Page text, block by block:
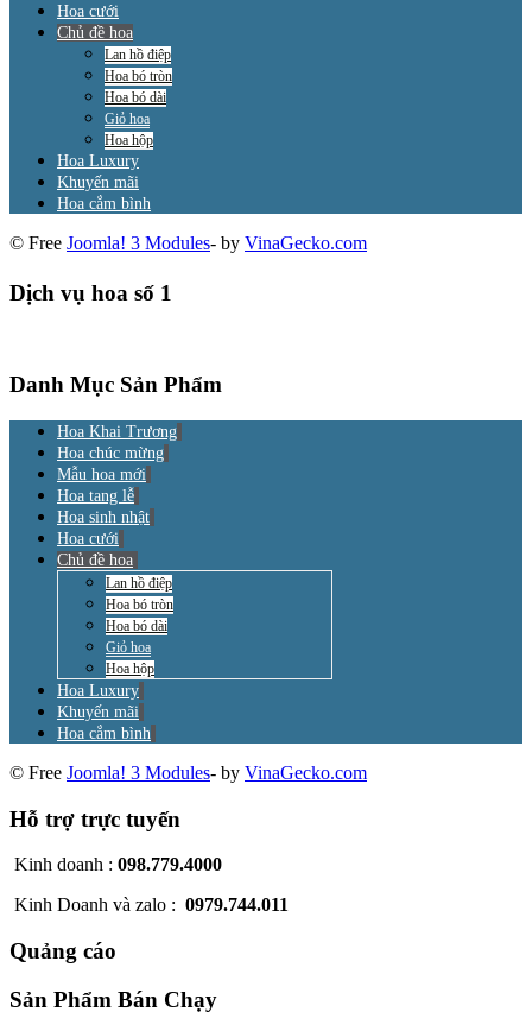
Hoa cưới
Chủ đề hoa
Lan hồ điệp
Hoa bó tròn
Hoa bó dài
Giỏ hoa
Hoa hộp
Hoa Luxury
Khuyến mãi
Hoa cắm bình
© Free Joomla! 3 Modules- by VinaGecko.com
Dịch vụ hoa số 1
Danh Mục Sản Phẩm
Hoa Khai Trương
Hoa chúc mừng
Mẫu hoa mới
Hoa tang lễ
Hoa sinh nhật
Hoa cưới
Chủ đề hoa
Lan hồ điệp
Hoa bó tròn
Hoa bó dài
Giỏ hoa
Hoa hộp
Hoa Luxury
Khuyến mãi
Hoa cắm bình
© Free Joomla! 3 Modules- by VinaGecko.com
Hỗ trợ trực tuyến
Kinh doanh : 098.779.4000
Kinh Doanh và zalo : 0979.744.011
Quảng cáo
Sản Phẩm Bán Chạy